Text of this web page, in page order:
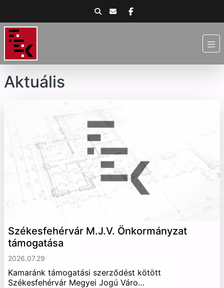
Aktuális
Székesfehérvár M.J.V. Önkormányzat
támogatása
2026.07.29
Kamaránk támogatási szerződést kötött
Székesfehérvár Megyei Jogú Váro…